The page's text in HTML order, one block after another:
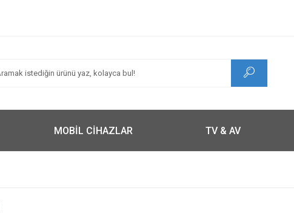
MOBİL CİHAZLAR TV & AV